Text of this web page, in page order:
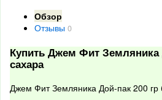
Обзор
Отзывы 0
Купить Джем Фит Земляника
сахара
Джем Фит Земляника Дой-пак 200 гр